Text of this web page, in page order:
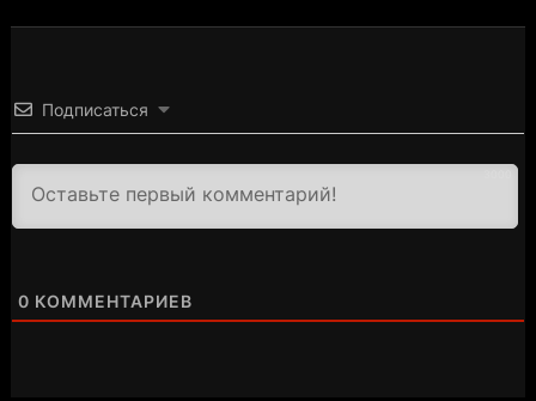
Подписаться
0 КОММЕНТАРИЕВ